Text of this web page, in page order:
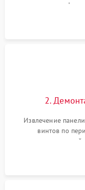
проверка
клиента о
2.
Извлечение
винтов по
сенсорного блока